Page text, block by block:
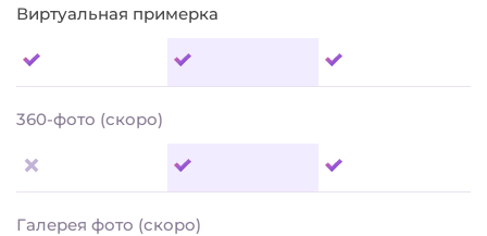
Виртуальная примерка
360-фото (скоро)
Галерея фото (скоро)